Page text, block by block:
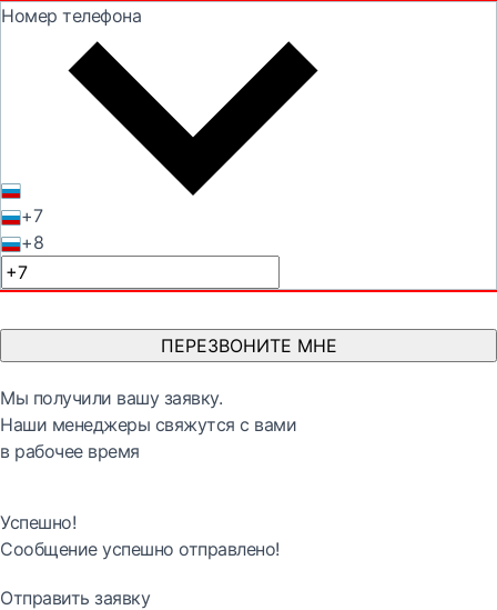
Номер телефона
+7
+8
ПЕРЕЗВОНИТЕ МНЕ
Мы получили вашу заявку.
Наши менеджеры свяжутся с вами
в рабочее время
Успешно!
Сообщение успешно отправлено!
Отправить заявку